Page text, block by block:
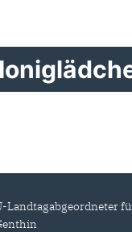
Landtagabgeordneter